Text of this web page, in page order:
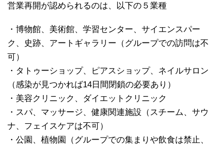
営業再開が認められるのは、以下の５業種
・博物館、美術館、学習センター、サイエンスパー
ク、史跡、アートギャラリー（グループでの訪問は不
可）
・タトゥーショップ、ピアスショップ、ネイルサロン
（感染が見つかれば14日間閉鎖の必要あり）
・美容クリニック、ダイエットクリニック
・スパ、マッサージ、健康関連施設（スチーム、サウ
ナ、フェイスケアは不可）
・公園、植物園（グループでの集まりや飲食は禁止、